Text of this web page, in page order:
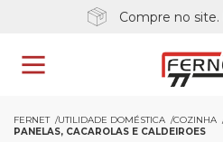
Compre no site.
FERNET UTILIDADE DOMÉSTICA
COZINHA
PANELAS, CACAROLAS E CALDEIROES